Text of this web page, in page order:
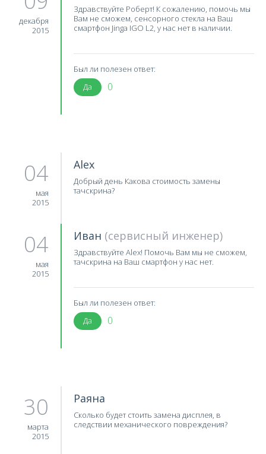
декабря
2015
Здравствуйте Роберт! К сожалению, помочь мы
Вам не сможем, сенсорного стекла на Ваш
смартфон Jinga IGO L2, у нас нет в наличии.
Был ли полезен ответ:
Да
0
04
мая
2015
Alex
Добрый день Какова стоимость замены
тачскрина?
04
мая
2015
Иван (сервисный инженер)
Здравствуйте Alex! Помочь Вам мы не сможем,
тачскрина на Ваш смартфон у нас нет.
Был ли полезен ответ:
Да
0
30
марта
2015
Раяна
Сколько будет стоить замена дисплея, в
следствии механического повреждения?